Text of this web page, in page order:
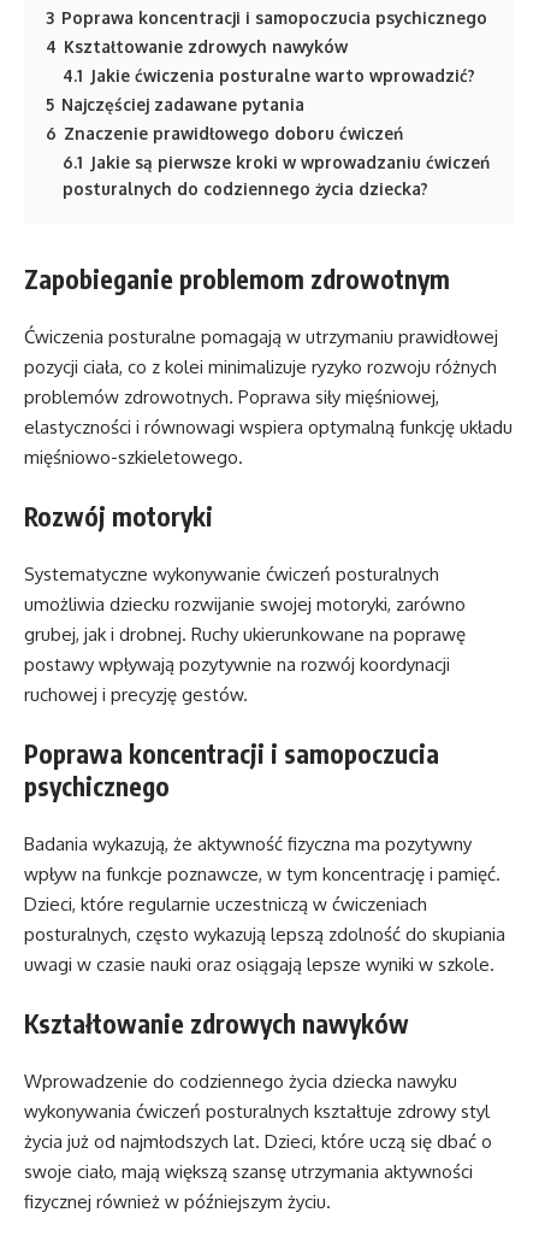
3 Poprawa koncentracji i samopoczucia psychicznego
4 Kształtowanie zdrowych nawyków
4.1 Jakie ćwiczenia posturalne warto wprowadzić?
5 Najczęściej zadawane pytania
6 Znaczenie prawidłowego doboru ćwiczeń
6.1 Jakie są pierwsze kroki w wprowadzaniu ćwiczeń
posturalnych do codziennego życia dziecka?
Zapobieganie problemom zdrowotnym
Ćwiczenia posturalne pomagają w utrzymaniu prawidłowej
pozycji ciała, co z kolei minimalizuje ryzyko rozwoju różnych
problemów zdrowotnych. Poprawa siły mięśniowej,
elastyczności i równowagi wspiera optymalną funkcję układu
mięśniowo-szkieletowego.
Rozwój motoryki
Systematyczne wykonywanie ćwiczeń posturalnych
umożliwia dziecku rozwijanie swojej motoryki, zarówno
grubej, jak i drobnej. Ruchy ukierunkowane na poprawę
postawy wpływają pozytywnie na rozwój koordynacji
ruchowej i precyzję gestów.
Poprawa koncentracji i samopoczucia
psychicznego
Badania wykazują, że aktywność fizyczna ma pozytywny
wpływ na funkcje poznawcze, w tym koncentrację i pamięć.
Dzieci, które regularnie uczestniczą w ćwiczeniach
posturalnych, często wykazują lepszą zdolność do skupiania
uwagi w czasie nauki oraz osiągają lepsze wyniki w szkole.
Kształtowanie zdrowych nawyków
Wprowadzenie do codziennego życia dziecka nawyku
wykonywania ćwiczeń posturalnych kształtuje zdrowy styl
życia już od najmłodszych lat. Dzieci, które uczą się dbać o
swoje ciało, mają większą szansę utrzymania aktywności
fizycznej również w późniejszym życiu.